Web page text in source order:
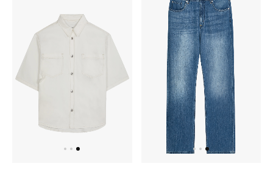
مستلزمات المنزل
عرض جميع المنتجات
ما وصلنا حديثا
أبرز المصممين